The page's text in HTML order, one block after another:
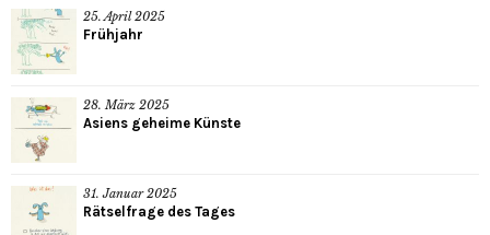
25. April 2025
Frühjahr
28. März 2025
Asiens geheime Künste
31. Januar 2025
Rätselfrage des Tages